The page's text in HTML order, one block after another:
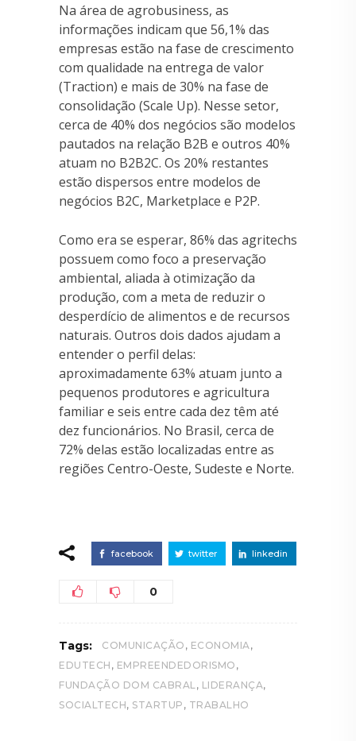
Na área de agrobusiness, as
informações indicam que 56,1% das
empresas estão na fase de crescimento
com qualidade na entrega de valor
(Traction) e mais de 30% na fase de
consolidação (Scale Up). Nesse setor,
cerca de 40% dos negócios são modelos
pautados na relação B2B e outros 40%
atuam no B2B2C. Os 20% restantes
estão dispersos entre modelos de
negócios B2C, Marketplace e P2P.
Como era se esperar, 86% das agritechs
possuem como foco a preservação
ambiental, aliada à otimização da
produção, com a meta de reduzir o
desperdício de alimentos e de recursos
naturais. Outros dois dados ajudam a
entender o perfil delas:
aproximadamente 63% atuam junto a
pequenos produtores e agricultura
familiar e seis entre cada dez têm até
dez funcionários. No Brasil, cerca de
72% delas estão localizadas entre as
regiões Centro-Oeste, Sudeste e Norte.
facebook twitter linkedin
0
Tags: COMUNICAÇÃO , ECONOMIA ,
EDUTECH , EMPREENDEDORISMO ,
FUNDAÇÃO DOM CABRAL , LIDERANÇA,
SOCIALTECH, STARTUP , TRABALHO